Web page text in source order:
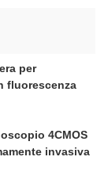
per
fluorescenza
4CMOS
invasiva